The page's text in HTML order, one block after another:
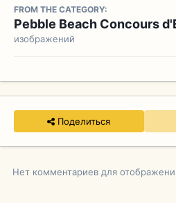
FROM THE CATEGORY:
Pebble Beach Concours
изображений
Поделиться
Нет комментариев для